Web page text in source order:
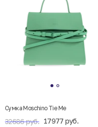
Сумка Moschino Tie Me
32686 руб. 17977 руб.